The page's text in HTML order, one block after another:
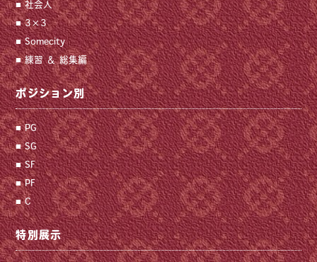
社会人
3×3
Somecity
練習 ＆ 総集編
ポジション別
PG
SG
SF
PF
C
特別展示